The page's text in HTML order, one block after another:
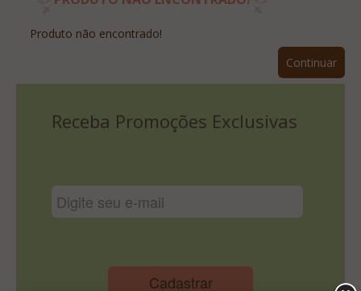
Lista De Desejos
Produto não encontrado!
Continuar
Receba Promoções Exclusivas
Cadastrar